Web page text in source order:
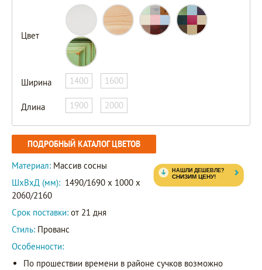
Цвет
Ширина 1400 1600
Длина 1900 2000
ПОДРОБНЫЙ КАТАЛОГ ЦВЕТОВ
Материал: Массив сосны
ШxВxД (мм): 1490/1690 x 1000 x
2060/2160
Срок поставки: от 21 дня
Стиль: Прованс
Особенности:
По прошествии времени в районе сучков возможно